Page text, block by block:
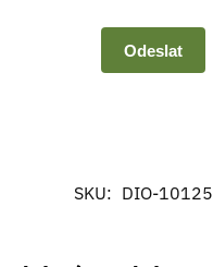
SKU: DIO-10125